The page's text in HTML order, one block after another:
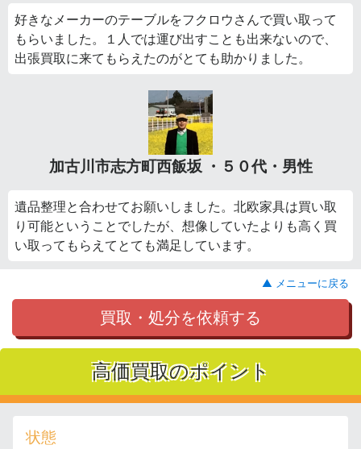
好きなメーカーのテーブルをフクロウさんで買い取って
もらいました。１人では運び出すことも出来ないので、
出張買取に来てもらえたのがとても助かりました。
加古川市志方町西飯坂 ・５０代・男性
遺品整理と合わせてお願いしました。北欧家具は買い取
り可能ということでしたが、想像していたよりも高く買
い取ってもらえてとても満足しています。
▲ メニューに戻る
買取・処分を依頼する
高価買取のポイント
状態